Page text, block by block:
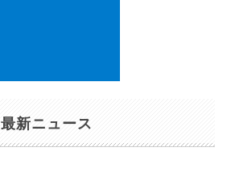
最新ニュース